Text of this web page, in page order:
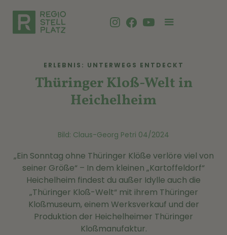
ERLEBNIS: UNTERWEGS ENTDECKT
Thüringer Kloß-Welt in
Heichelheim
Bild: Claus-Georg Petri 04/2024
„Ein Sonntag ohne Thüringer Klöße verlöre viel von
seiner Größe“ – In dem kleinen „Kartoffeldorf“
Heichelheim findest du außer Idylle auch die
„Thüringer Kloß-Welt“ mit ihrem Thüringer
Kloßmuseum, einem Werksverkauf und der
Produktion der Heichelheimer Thüringer
Kloßmanufaktur.